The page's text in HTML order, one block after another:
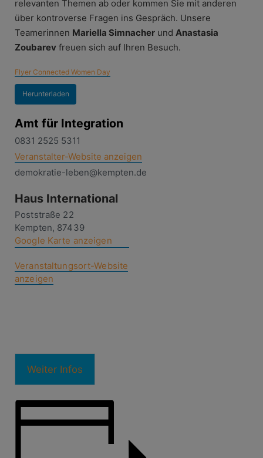
relevanten Themen ab oder kommen Sie mit anderen
über kontroverse Fragen ins Gespräch. Unsere
Teamerinnen Mariella Simnacher und Anastasia
Zoubarev freuen sich auf Ihren Besuch.
Flyer Connected Women Day
Herunterladen
Amt für Integration
0831 2525 5311
Veranstalter-Website anzeigen
demokratie-leben@kempten.de
Haus International
Poststraße 22
Kempten, 87439
Google Karte anzeigen
Veranstaltungsort-Website
anzeigen
Weiter Infos